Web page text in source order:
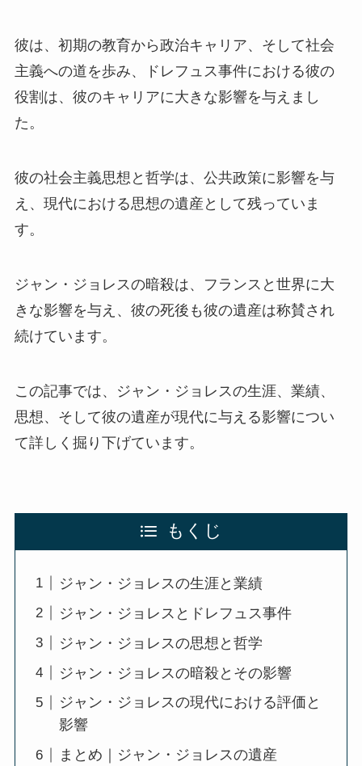
彼は、初期の教育から政治キャリア、そして社会
主義への道を歩み、ドレフュス事件における彼の
役割は、彼のキャリアに大きな影響を与えまし
た。
彼の社会主義思想と哲学は、公共政策に影響を与
え、現代における思想の遺産として残っていま
す。
ジャン・ジョレスの暗殺は、フランスと世界に大
きな影響を与え、彼の死後も彼の遺産は称賛され
続けています。
この記事では、ジャン・ジョレスの生涯、業績、
思想、そして彼の遺産が現代に与える影響につい
て詳しく掘り下げています。
もくじ
ジャン・ジョレスの生涯と業績
ジャン・ジョレスとドレフュス事件
ジャン・ジョレスの思想と哲学
ジャン・ジョレスの暗殺とその影響
ジャン・ジョレスの現代における評価と
影響
まとめ｜ジャン・ジョレスの遺産